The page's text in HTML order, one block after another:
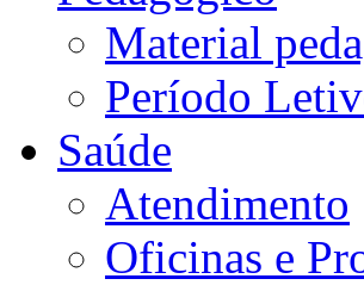
Material
Período
Saúde
Atendimento
Oficinas e